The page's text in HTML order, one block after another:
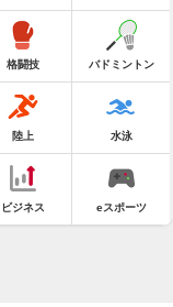
格闘技 バドミントン
陸上 水泳
ビジネス eスポーツ